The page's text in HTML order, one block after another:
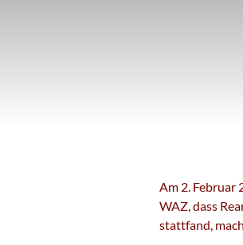
Am 2. Februar
WAZ, dass
stattfand,